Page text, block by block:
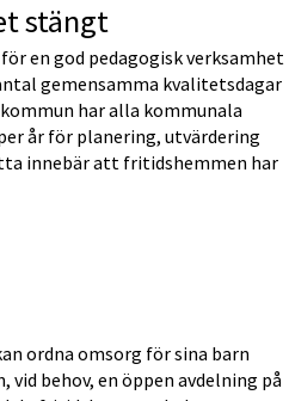
stängt
en god pedagogisk verksamhet
gemensamma kvalitetsdagar
har alla kommunala
år för planering, utvärdering
innebär att fritidshemmen har
ordna omsorg för sina barn
vid behov, en öppen avdelning på